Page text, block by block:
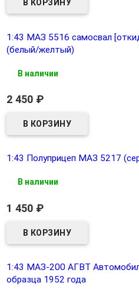
1:43 МАЗ 5516 самосвал
(белый/желтый)
В наличии
2 450 ₽
1:43 Полуприцеп МАЗ 5217
В наличии
1 450 ₽
1:43 МАЗ-200 АГВТ
образца 1952 года